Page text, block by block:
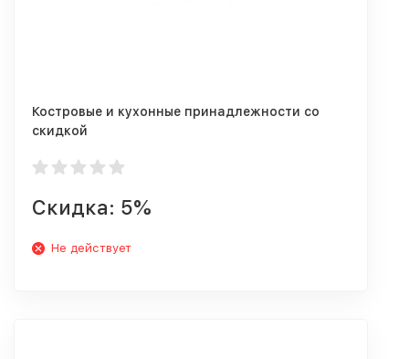
Костровые и кухонные принадлежности со
скидкой
Скидка: 5%
Не действует